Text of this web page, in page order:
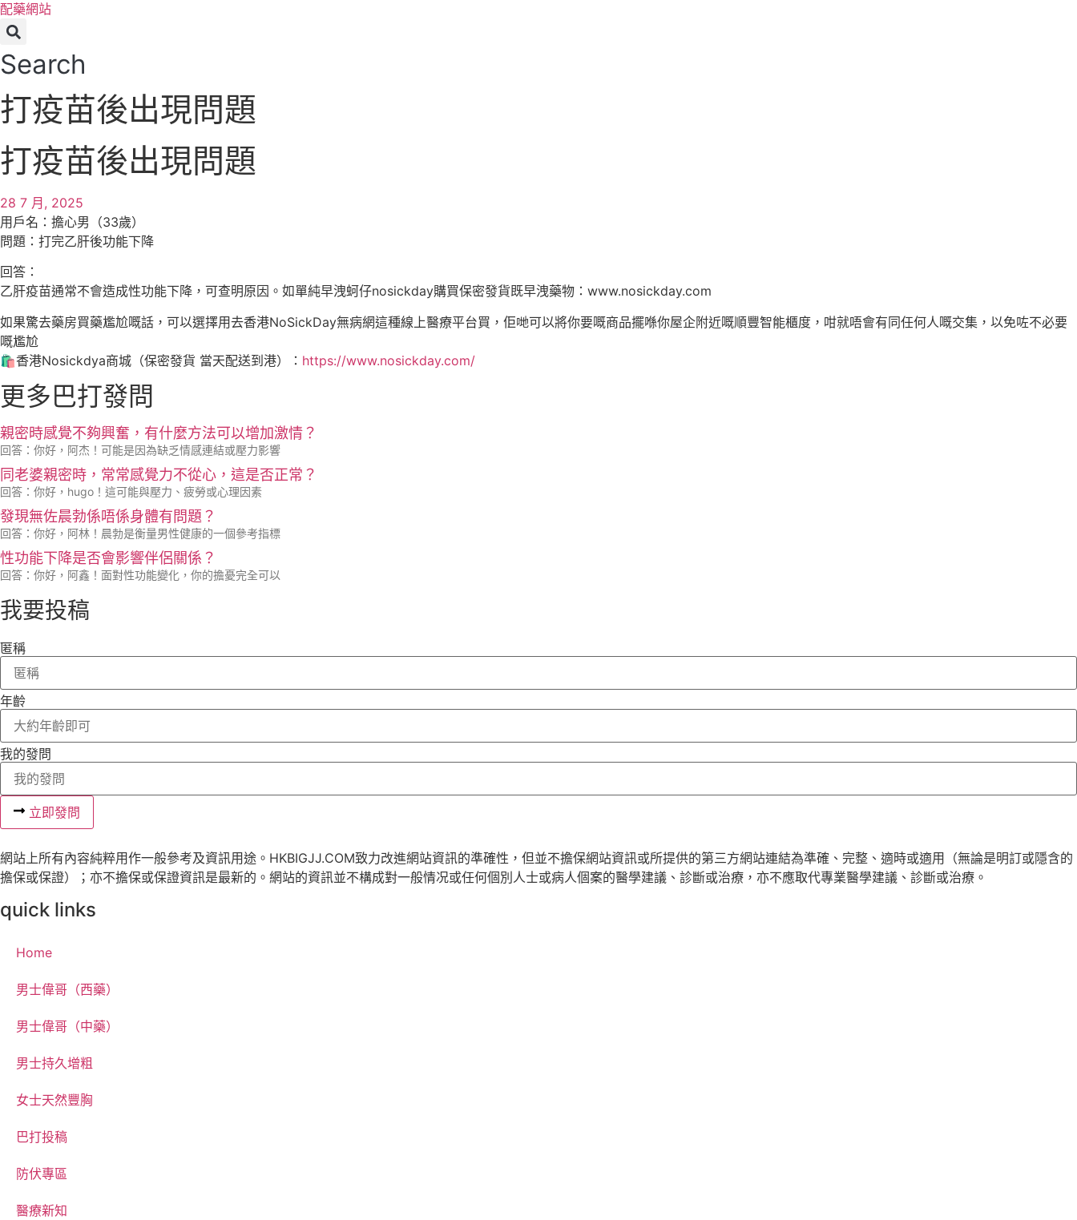
配藥網站
Search
打疫苗後出現問題
打疫苗後出現問題
28 7 月, 2025
用戶名：擔心男（33歲）
問題：打完乙肝後功能下降
回答：
乙肝疫苗通常不會造成性功能下降，可查明原因。如單純早洩蚵仔nosickday購買保密發貨既早洩藥物：www.nosickday.com
如果驚去藥房買藥尷尬嘅話，可以選擇用去香港NoSickDay無病網這種線上醫療平台買，佢哋可以將你要嘅商品擺喺你屋企附近嘅順豐智能櫃度，咁就唔會有同任何人嘅交集，以免咗不必要
嘅尷尬
🛍️香港Nosickdya商城（保密發貨 當天配送到港）： https://www.nosickday.com/
更多巴打發問
親密時感覺不夠興奮，有什麼方法可以增加激情？
回答：你好，阿杰！可能是因為缺乏情感連結或壓力影響
同老婆親密時，常常感覺力不從心，這是否正常？
回答：你好，hugo！這可能與壓力、疲勞或心理因素
發現無佐晨勃係唔係身體有問題？
回答：你好，阿林！晨勃是衡量男性健康的一個參考指標
性功能下降是否會影響伴侶關係？
回答：你好，阿鑫！面對性功能變化，你的擔憂完全可以
我要投稿
匿稱
年齡
我的發問
立即發問
網站上所有內容純粹用作一般參考及資訊用途。HKBIGJJ.COM致力改進網站資訊的準確性，但並不擔保網站資訊或所提供的第三方網站連結為準確、完整、適時或適用（無論是明訂或隱含的
擔保或保證）；亦不擔保或保證資訊是最新的。網站的資訊並不構成對一般情况或任何個別人士或病人個案的醫學建議、診斷或治療，亦不應取代專業醫學建議、診斷或治療。
quick links
Home
男士偉哥（西藥）
男士偉哥（中藥）
男士持久增粗
女士天然豐胸
巴打投稿
防伏專區
醫療新知